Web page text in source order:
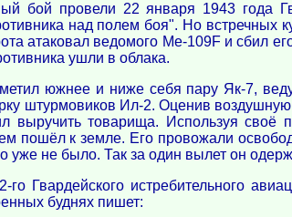
бой провели 22 января 1943 года
над полем боя". Но
атаковал ведомого Ме-109F и сбил
ушли в облака.
южнее и ниже себя пару Як-7,
штурмовиков Ил-2. Оценив
выручить товарища. Используя своё
пошёл к земле. Его провожали
уже не было. Так за один вылет он
Гвардейского истребительного
буднях пишет: